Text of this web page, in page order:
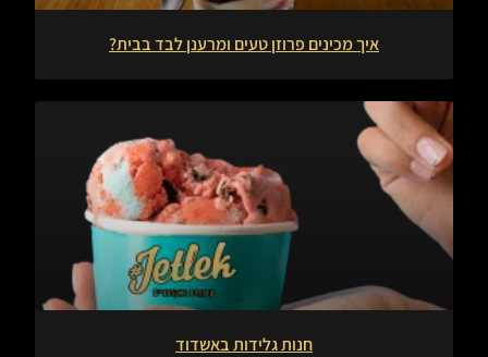
איך מכינים פרוזן טעים ומרענן לבד בבית?
חנות גלידות באשדוד